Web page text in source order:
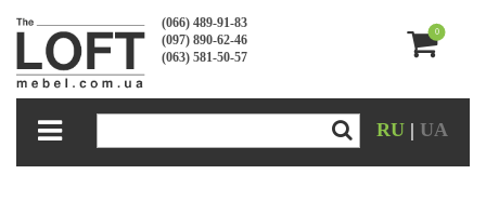
(066) 489-91-83
(097) 890-62-46
(063) 581-50-57
0
RU | UA